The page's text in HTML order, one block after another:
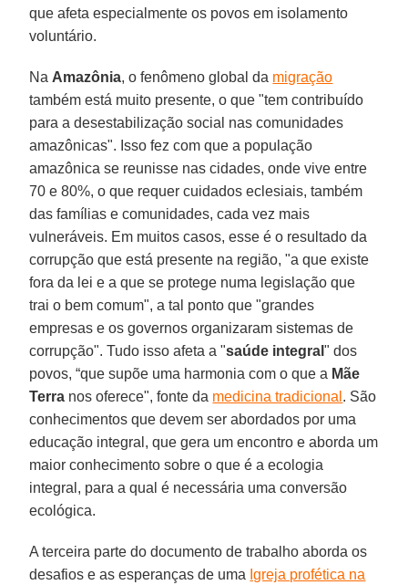
que afeta especialmente os povos em isolamento
voluntário.
Na Amazônia, o fenômeno global da migração
também está muito presente, o que "tem contribuído
para a desestabilização social nas comunidades
amazônicas". Isso fez com que a população
amazônica se reunisse nas cidades, onde vive entre
70 e 80%, o que requer cuidados eclesiais, também
das famílias e comunidades, cada vez mais
vulneráveis. Em muitos casos, esse é o resultado da
corrupção que está presente na região, "a que existe
fora da lei e a que se protege numa legislação que
trai o bem comum", a tal ponto que "grandes
empresas e os governos organizaram sistemas de
corrupção". Tudo isso afeta a "saúde integral" dos
povos, “que supõe uma harmonia com o que a Mãe
Terra nos oferece", fonte da medicina tradicional . São
conhecimentos que devem ser abordados por uma
educação integral, que gera um encontro e aborda um
maior conhecimento sobre o que é a ecologia
integral, para a qual é necessária uma conversão
ecológica.
A terceira parte do documento de trabalho aborda os
desafios e as esperanças de uma Igreja profética na